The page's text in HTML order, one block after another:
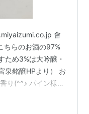
會
ちらのお酒の97%
ため3%は大吟醸・
泉銘醸HPより） お
り(^^♪ パイン様の
せません('ω') 私見